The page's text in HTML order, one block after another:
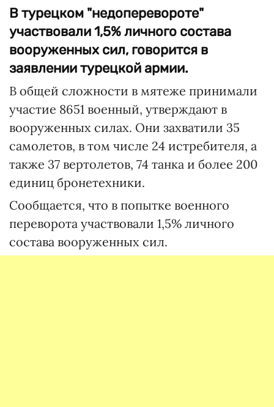
В турецком "недоперевороте"
участвовали 1,5% личного состава
вооруженных сил, говорится в
заявлении турецкой армии.
В общей сложности в мятеже принимали
участие 8651 военный, утверждают в
вооруженных силах. Они захватили 35
самолетов, в том числе 24 истребителя, а
также 37 вертолетов, 74 танка и более 200
единиц бронетехники.
Сообщается, что в попытке военного
переворота участвовали 1,5% личного
состава вооруженных сил.